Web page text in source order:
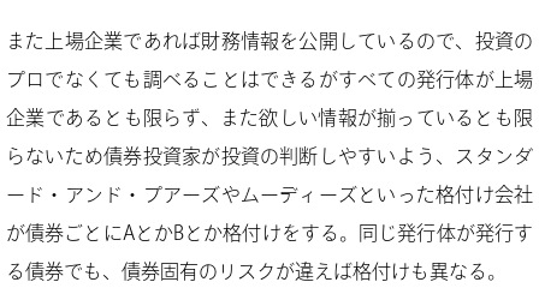
また上場企業であれば財務情報を公開しているので、投資の
プロでなくても調べることはできるがすべての発行体が上場
企業であるとも限らず、また欲しい情報が揃っているとも限
らないため債券投資家が投資の判断しやすいよう、スタンダ
ード・アンド・プアーズやムーディーズといった格付け会社
が債券ごとにAとかBとか格付けをする。同じ発行体が発行す
る債券でも、債券固有のリスクが違えば格付けも異なる。